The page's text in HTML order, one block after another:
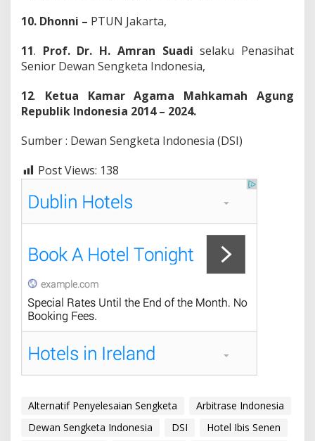
10. Dhonni – PTUN Jakarta,
11. Prof. Dr. H. Amran Suadi selaku Penasihat
Senior Dewan Sengketa Indonesia,
12. Ketua Kamar Agama Mahkamah Agung
Republik Indonesia 2014 – 2024.
Sumber : Dewan Sengketa Indonesia (DSI)
Post Views: 138
Alternatif Penyelesaian Sengketa
Arbitrase Indonesia
Dewan Sengketa Indonesia
DSI
Hotel Ibis Senen